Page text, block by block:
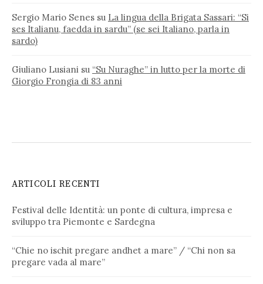
Sergio Mario Senes su La lingua della Brigata Sassari: “Si
ses Italianu, faedda in sardu” (se sei Italiano, parla in
sardo)
Giuliano Lusiani su “Su Nuraghe” in lutto per la morte di
Giorgio Frongia di 83 anni
ARTICOLI RECENTI
Festival delle Identità: un ponte di cultura, impresa e
sviluppo tra Piemonte e Sardegna
“Chie no ischit pregare andhet a mare” / “Chi non sa
pregare vada al mare”